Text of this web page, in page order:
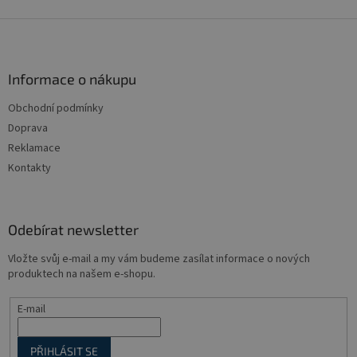
Informace o nákupu
Obchodní podmínky
Doprava
Reklamace
Kontakty
Odebírat newsletter
Vložte svůj e-mail a my vám budeme zasílat informace o nových
produktech na našem e-shopu.
E-mail
PŘIHLÁSIT SE